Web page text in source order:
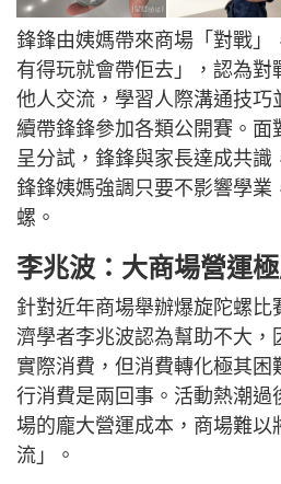
鋒鋒由姨媽帶來商場「對戰」
有得玩就會帶佢去」，認為對
他人交流，學習人際溝通技巧
續帶鋒鋒參加各類公開賽。面
呈分試，鋒鋒與家長達成共識
鋒鋒姨媽強調只要不影響學業
螺。
李兆波：大商場營運
針對近年商場舉辦爆旋陀螺比
濟學者李兆波認為幫助不大，
實際消費，但消費轉化極其困
行消費是兩回事。活動熱潮過
場的龐大營運成本，商場難以
流」。